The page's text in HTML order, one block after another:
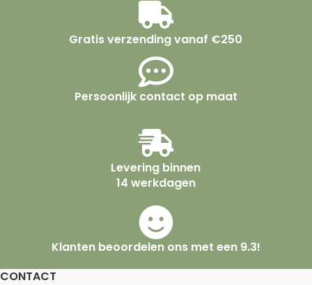
Gratis verzending vanaf €250
Persoonlijk contact op maat
Levering binnen
14 werkdagen
Klanten beoordelen ons met een 9.3!
CONTACT